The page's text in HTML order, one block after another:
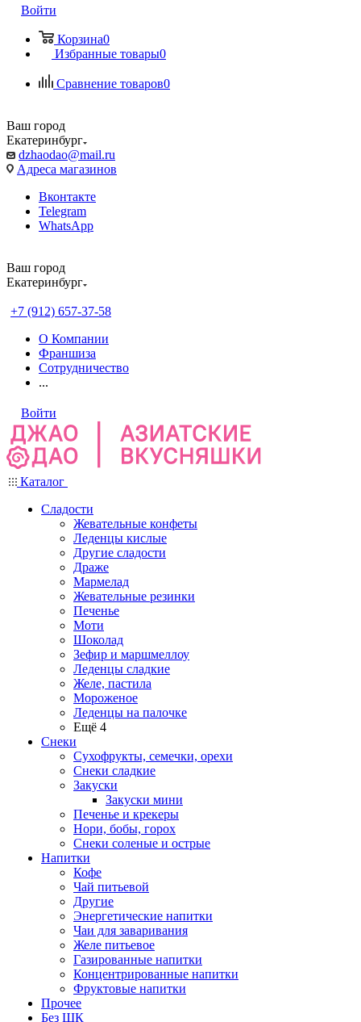
Войти
Корзина0
Избранные товары0
Сравнение товаров0
Ваш город
Екатеринбург
dzhaodao@mail.ru
Адреса магазинов
Вконтакте
Telegram
WhatsApp
Ваш город
Екатеринбург
+7 (912) 657-37-58
О Компании
Франшиза
Сотрудничество
...
Войти
Каталог
Сладости
Жевательные конфеты
Леденцы кислые
Другие сладости
Драже
Мармелад
Жевательные резинки
Печенье
Моти
Шоколад
Зефир и маршмеллоу
Леденцы сладкие
Желе, пастила
Мороженое
Леденцы на палочке
Ещё 4
Снеки
Сухофрукты, семечки, орехи
Снеки сладкие
Закуски
Закуски мини
Печенье и крекеры
Нори, бобы, горох
Снеки соленые и острые
Напитки
Кофе
Чай питьевой
Другие
Энергетические напитки
Чаи для заваривания
Желе питьевое
Газированные напитки
Концентрированные напитки
Фруктовые напитки
Прочее
Без ШК